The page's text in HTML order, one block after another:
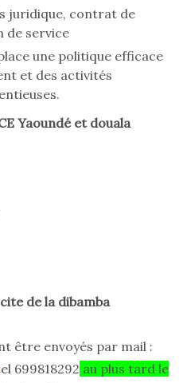
juridique, contrat de
de service
une politique efficace
et des activités
Yaoundé et douala
de la dibamba
être envoyés par mail :
699818292 au plus tard le